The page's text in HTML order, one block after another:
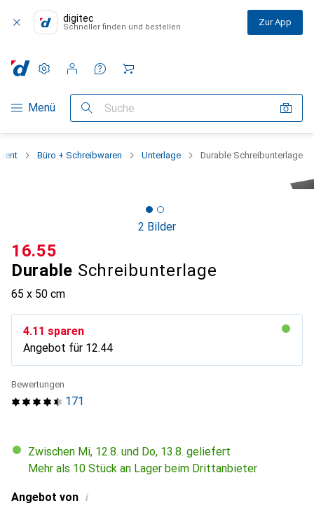
digitec
Schneller finden und bestellen Zur App
Navigation nach Kategorien
Menü Suche
Einstellungen
Kundenkonto
Vergleichslisten
Merklisten
Warenkorb
Büro + Schreibwaren Unterlage Durable Schreibunterlage
2 Bilder
Durable Schreibunterlage
65 x 50 cm
CHF
16.55
CHF
4.11 sparen
Angebot für CHF
12.44
171
Bewertungen
Zwischen Mi, 12.8. und Do, 13.8. geliefert
Mehr als 10 Stück an Lager beim Drittanbieter
Angebot von i